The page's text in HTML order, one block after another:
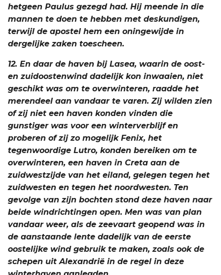
hetgeen Paulus gezegd had. Hij meende in die
mannen te doen te hebben met deskundigen,
terwijl de apostel hem een oningewijde in
dergelijke zaken toescheen.
12. En daar de haven bij Lasea, waarin de oost-
en zuidoostenwind dadelijk kon inwaaien, niet
geschikt was om te overwinteren, raadde het
merendeel aan vandaar te varen. Zij wilden zien
of zij niet een haven konden vinden die
gunstiger was voor een winterverblijf en
proberen of zij zo mogelijk Fenix, het
tegenwoordige Lutro, konden bereiken om te
overwinteren, een haven in Creta aan de
zuidwestzijde van het eiland, gelegen tegen het
zuidwesten en tegen het noordwesten. Ten
gevolge van zijn bochten stond deze haven naar
beide windrichtingen open. Men was van plan
vandaar weer, als de zeevaart geopend was in
de aanstaande lente dadelijk van de eerste
oostelijke wind gebruik te maken, zoals ook de
schepen uit Alexandrië in de regel in deze